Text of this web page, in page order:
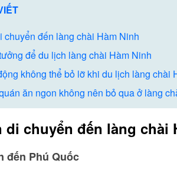
chuyển đến làng chài Hàm Ninh
để du lịch làng chài Hàm Ninh
không thể bỏ lỡ khi du lịch làng chài
ăn ngon không nên bỏ qua ở làng
chuyển đến làng chài
đến Phú Quốc